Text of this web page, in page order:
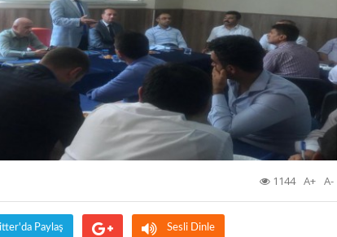
A-
A+
1144
Paylaş Sesli Dinle